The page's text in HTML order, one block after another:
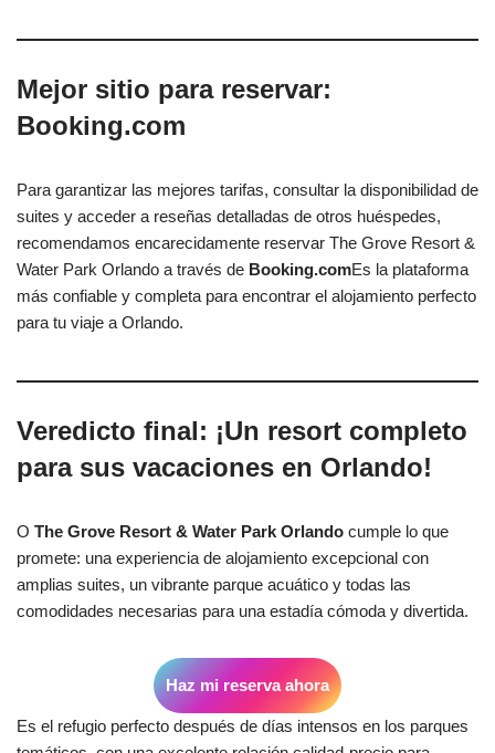
Mejor sitio para reservar:
Booking.com
Para garantizar las mejores tarifas, consultar la disponibilidad de
suites y acceder a reseñas detalladas de otros huéspedes,
recomendamos encarecidamente reservar The Grove Resort &
Water Park Orlando a través de Booking.comEs la plataforma
más confiable y completa para encontrar el alojamiento perfecto
para tu viaje a Orlando.
Veredicto final: ¡Un resort completo
para sus vacaciones en Orlando!
O The Grove Resort & Water Park Orlando cumple lo que
promete: una experiencia de alojamiento excepcional con
amplias suites, un vibrante parque acuático y todas las
comodidades necesarias para una estadía cómoda y divertida.
Haz mi reserva ahora
Es el refugio perfecto después de días intensos en los parques